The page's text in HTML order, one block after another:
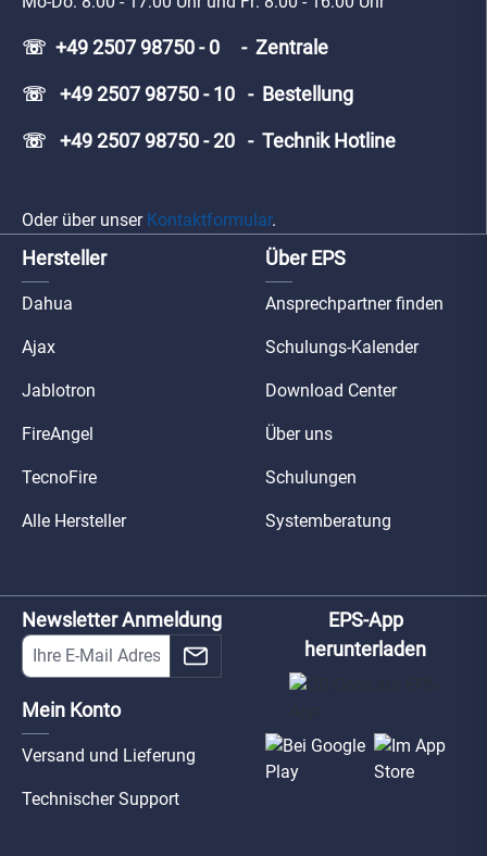
☏ +49 2507 98750 - 0 - Zentrale
☏ +49 2507 98750 - 10 - Bestellung
☏ +49 2507 98750 - 20 - Technik Hotline
Oder über unser Kontaktformular.
Hersteller
Dahua
Ajax
Jablotron
FireAngel
TecnoFire
Alle Hersteller
Über EPS
Ansprechpartner finden
Schulungs-Kalender
Download Center
Über uns
Schulungen
Systemberatung
Newsletter Anmeldung
Mein Konto
Versand und Lieferung
Technischer Support
EPS-App
herunterladen